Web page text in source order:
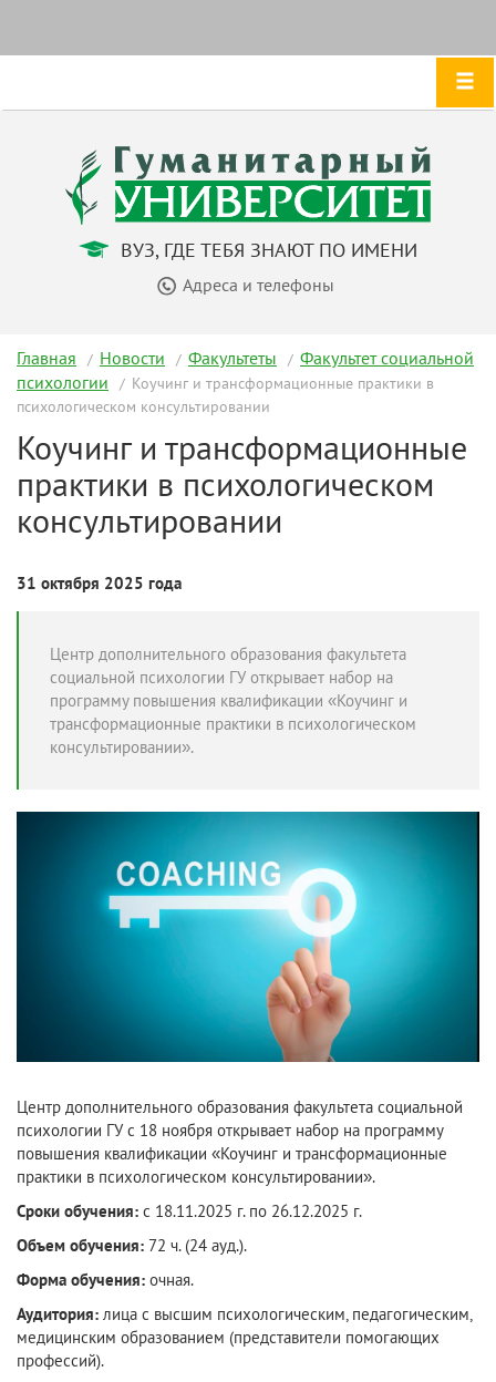
ВУЗ, ГДЕ ТЕБЯ ЗНАЮТ ПО ИМЕНИ
Адреса и телефоны
Главная Новости Факультеты
Факультет социальной
психологии
Коучинг и трансформационные практики в
психологическом консультировании
Коучинг и трансформационные
практики в психологическом
консультировании
31 октября 2025 года
Центр дополнительного образования факультета
социальной психологии ГУ открывает набор на
программу повышения квалификации «Коучинг и
трансформационные практики в психологическом
консультировании».
Центр дополнительного образования факультета социальной
психологии ГУ с 18 ноября открывает набор на программу
повышения квалификации «Коучинг и трансформационные
практики в психологическом консультировании».
Сроки обучения: с 18.11.2025 г. по 26.12.2025 г.
Объем обучения: 72 ч. (24 ауд.).
Форма обучения: очная.
Аудитория: лица с высшим психологическим, педагогическим,
медицинским образованием (представители помогающих
профессий).